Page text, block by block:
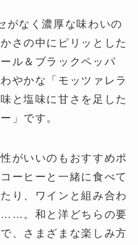
がなく濃厚な味わいの
さの中にピリッとした
ル＆ブラックペッパ
やかな「モッツァレラ
と塩味に甘さを足した
」です。
がいいのもおすすめポ
ーヒーと一緒に食べて
り、ワインと組み合わ
……。和と洋どちらの要
、さまざまな楽しみ方